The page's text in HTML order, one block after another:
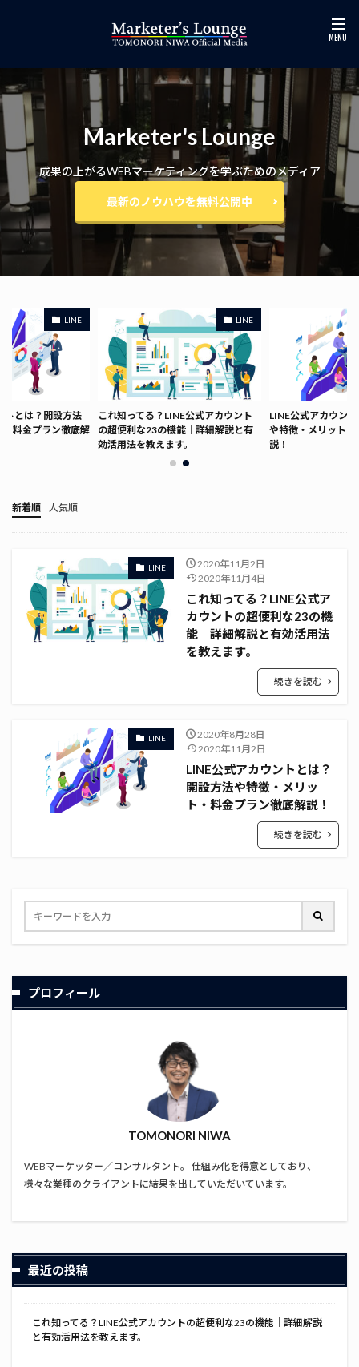
Marketer's Lounge
成果の上がるWEBマーケティングを学ぶためのメディア
最新のノウハウを無料公開中
LINE
トとは？開設方法
料金プラン徹底解
LINE
これ知ってる？LINE公式アカウント
の超便利な23の機能｜詳細解説と有
効活用法を教えます。
LINE公式アカウン
や特徴・メリット
説！
新着順 人気順
LINE
2020年11月2日
2020年11月4日
これ知ってる？LINE公式ア
カウントの超便利な23の機
能｜詳細解説と有効活用法
を教えます。
続きを読む
LINE
2020年8月28日
2020年11月2日
LINE公式アカウントとは？
開設方法や特徴・メリッ
ト・料金プラン徹底解説！
続きを読む
プロフィール
TOMONORI NIWA
WEBマーケッター／コンサルタント。 仕組み化を得意としており、
様々な業種のクライアントに結果を出していただいています。
最近の投稿
これ知ってる？LINE公式アカウントの超便利な23の機能｜詳細解説
と有効活用法を教えます。